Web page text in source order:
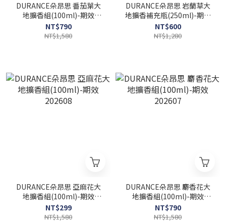
DURANCE朵昂思 番茄葉大
地擴香組(100ml)-期效
202607
NT$790
NT$1,580
DURANCE朵昂思 岩蘭草大
地擴香補充瓶(250ml)-期效
202608
NT$600
NT$1,280
DURANCE朵昂思 亞麻花大
地擴香組(100ml)-期效
202608
NT$299
NT$1,580
DURANCE朵昂思 麝香花大
地擴香組(100ml)-期效
202607
NT$790
NT$1,580